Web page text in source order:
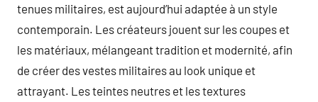
tenues militaires, est aujourd’hui adaptée à un style
contemporain. Les créateurs jouent sur les coupes et
les matériaux, mélangeant tradition et modernité, afin
de créer des vestes militaires au look unique et
attrayant. Les teintes neutres et les textures